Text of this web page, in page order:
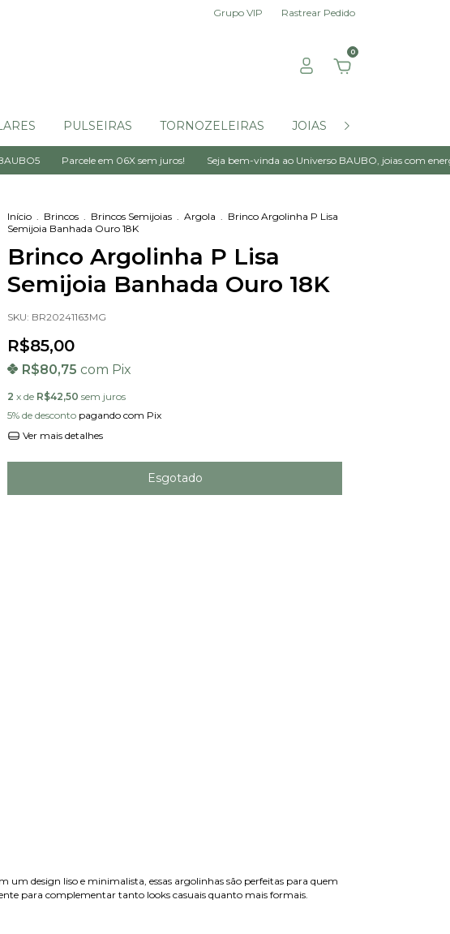
Grupo VIP Rastrear Pedido
0
PULSEIRAS TORNOZELEIRAS JOIAS POR ATÉ $99,00
em 06X sem juros! Seja bem-vinda ao Universo BAUBO, joias com energia!
Início . Brincos . Brincos Semijoias . Argola . Brinco Argolinha P Lisa
Semijoia Banhada Ouro 18K
Brinco Argolinha P Lisa
Semijoia Banhada Ouro 18K
SKU: BR20241163MG
R$85,00
R$80,75 com Pix
2 x de R$42,50 sem juros
5% de desconto pagando com Pix
Ver mais detalhes
um design liso e minimalista, essas argolinhas são perfeitas para quem
para complementar tanto looks casuais quanto mais formais.